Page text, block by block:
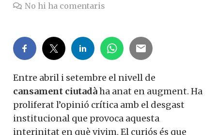
No hi ha comentaris
Entre abril i setembre el nivell de
cansament ciutadàha anat en augment. Ha
proliferat l’opinió crítica amb el desgast
institucional que provoca aquesta
interinitat en què vivim. El curiós és que